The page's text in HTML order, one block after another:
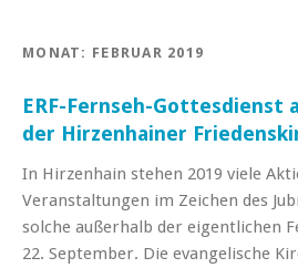
MONAT: FEBRUAR 2019
ERF-Fernseh-Gottesdienst
der Hirzenhainer
In Hirzenhain stehen 2019 viele
Veranstaltungen im Zeichen des
solche außerhalb der eigentlichen
22. September. Die evangelische